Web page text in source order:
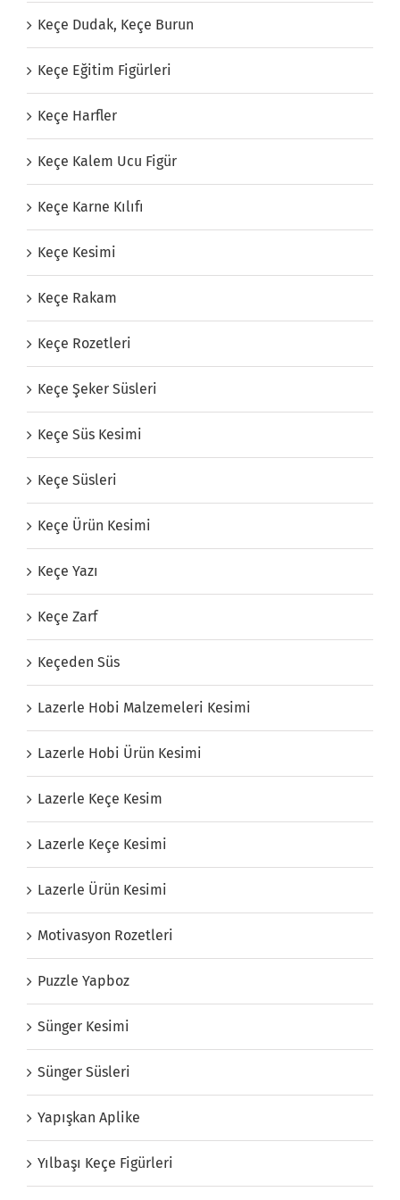
Keçe Dudak, Keçe Burun
Keçe Eğitim Figürleri
Keçe Harfler
Keçe Kalem Ucu Figür
Keçe Karne Kılıfı
Keçe Kesimi
Keçe Rakam
Keçe Rozetleri
Keçe Şeker Süsleri
Keçe Süs Kesimi
Keçe Süsleri
Keçe Ürün Kesimi
Keçe Yazı
Keçe Zarf
Keçeden Süs
Lazerle Hobi Malzemeleri Kesimi
Lazerle Hobi Ürün Kesimi
Lazerle Keçe Kesim
Lazerle Keçe Kesimi
Lazerle Ürün Kesimi
Motivasyon Rozetleri
Puzzle Yapboz
Sünger Kesimi
Sünger Süsleri
Yapışkan Aplike
Yılbaşı Keçe Figürleri